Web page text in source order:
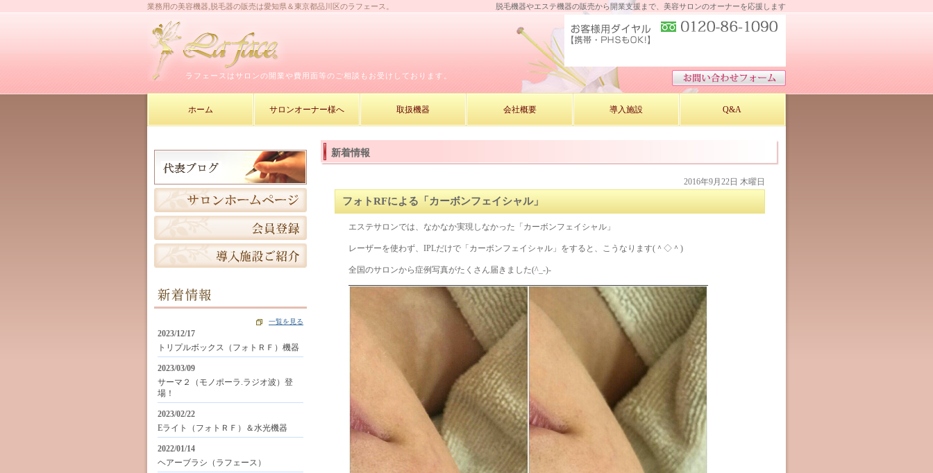
業務用の美容機器,脱毛器の販売は愛知県＆東京都品川区のラフェース。 脱毛機器やエステ機器の販売から開業支援まで、美容サロンのオーナーを応援します
ラフェースはサロンの開業や費用面等のご相談もお受けしております。
ホーム サロンオーナー様へ 取扱機器 会社概要 導入施設 Q&A
新着情報
2016年9月22日 木曜日
フォトRFによる「カーボンフェイシャル」
エステサロンでは、なかなか実現しなかった「カーボンフェイシャル」
レーザーを使わず、IPLだけで「カーボンフェイシャル」をすると、こうなります(＾◇＾)
全国のサロンから症例写真がたくさん届きました(^_-)-
新着情報
一覧を見る
2023/12/17
トリプルボックス（フォトＲＦ）機器
2023/03/09
サーマ２（モノポーラ.ラジオ波）登
場！
2023/02/22
Eライト（フォトＲＦ）＆水光機器
2022/01/14
ヘアーブラシ（ラフェース）